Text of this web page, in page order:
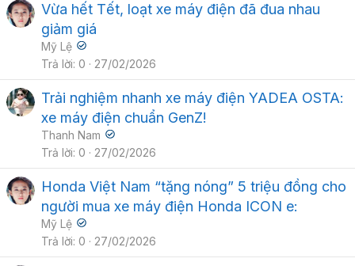
Vừa hết Tết, loạt xe máy điện đã đua nhau
giảm giá
Mỹ Lệ
Trả lời 0 27/02/2026
Trải nghiệm nhanh xe máy điện YADEA OSTA:
xe máy điện chuẩn GenZ!
Thanh Nam
Trả lời 0 27/02/2026
Honda Việt Nam “tặng nóng” 5 triệu đồng cho
người mua xe máy điện Honda ICON e:
Mỹ Lệ
Trả lời 0 27/02/2026